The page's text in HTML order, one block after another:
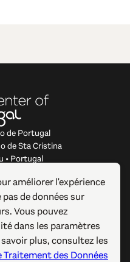
de Portugal
de Sta Cristina
• Portugal
améliorer l'expérience
de données sur
Vous pouvez
dans les paramètres
plus, consultez les
des Données